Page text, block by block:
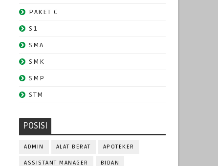
PAKET C
S1
SMA
SMK
SMP
STM
POSISI
ADMIN ALAT BERAT APOTEKER
ASSISTANT MANAGER BIDAN